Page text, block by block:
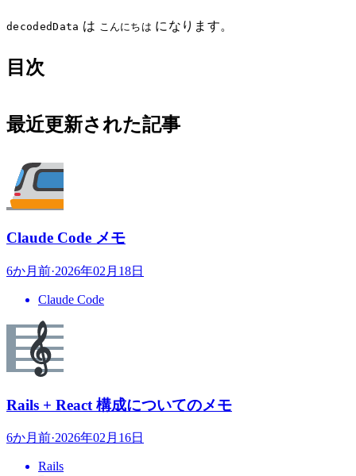
decodedData は こんにちは になります。
目次
最近更新された記事
Claude Code メモ
6か月前·2026年02月18日
Claude Code
Rails + React 構成についてのメモ
6か月前·2026年02月16日
Rails